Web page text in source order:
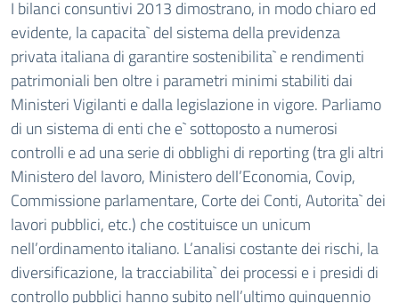
I bilanci consuntivi 2013 dimostrano, in modo chiaro ed
evidente, la capacita` del sistema della previdenza
privata italiana di garantire sostenibilita` e rendimenti
patrimoniali ben oltre i parametri minimi stabiliti dai
Ministeri Vigilanti e dalla legislazione in vigore. Parliamo
di un sistema di enti che e` sottoposto a numerosi
controlli e ad una serie di obblighi di reporting (tra gli altri
Ministero del lavoro, Ministero dell’Economia, Covip,
Commissione parlamentare, Corte dei Conti, Autorita` dei
lavori pubblici, etc.) che costituisce un unicum
nell’ordinamento italiano. L’analisi costante dei rischi, la
diversificazione, la tracciabilita` dei processi e i presidi di
controllo pubblici hanno subito nell’ultimo quinquennio